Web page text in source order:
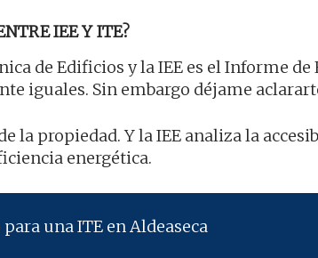
IEE Y ITE?
de Edificios y la IEE es el Informe
iguales. Sin embargo déjame
la propiedad. Y la IEE analiza la
energética.
una ITE en Aldeaseca